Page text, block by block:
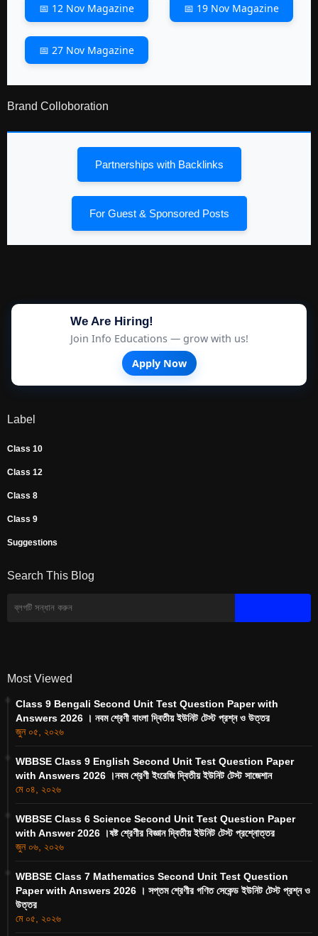
📅 12 Nov Magazine 📅 19 Nov Magazine
📅 27 Nov Magazine
Brand Colloboration
Partnerships with Backlinks
For Guest & Sponsored Posts
We Are Hiring!
Join Info Educations — grow with us!
Apply Now
Label
Class 10
Class 12
Class 8
Class 9
Suggestions
Search This Blog
Most Viewed
Class 9 Bengali Second Unit Test Question Paper with
Answers 2026 । নবম শ্রেণী বাংলা দ্বিতীয় ইউনিট টেস্ট প্রশ্ন ও উত্তর
জুন ০৫, ২০২৬
WBBSE Class 9 English Second Unit Test Question Paper
with Answers 2026 ।নবম শ্রেণী ইংরেজি দ্বিতীয় ইউনিট টেস্ট সাজেশান
মে ০৪, ২০২৬
WBBSE Class 6 Science Second Unit Test Question Paper
with Answer 2026 ।ষষ্ট শ্রেণীর বিজ্ঞান দ্বিতীয় ইউনিট টেস্ট প্রশ্নোত্তর
জুন ০৬, ২০২৬
WBBSE Class 7 Mathematics Second Unit Test Question
Paper with Answers 2026 । সপ্তম শ্রেণীর গণিত সেকেন্ড ইউনিট টেস্ট প্রশ্ন ও
উত্তর
মে ০৫, ২০২৬